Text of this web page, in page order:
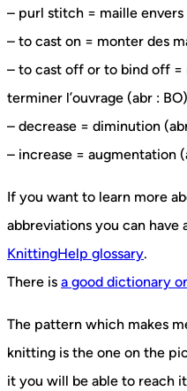
– purl stitch = maille envers
– to cast on = monter des
– to cast off or to bind off =
terminer l’ouvrage (abr : BO)
– decrease = diminution
– increase = augmentation
If you want to learn more
abbreviations you can have
KnittingHelp glossary.
There is a good dictionary
The pattern which makes
knitting is the one on the
it you will be able to reach